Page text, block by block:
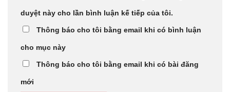
duyệt này cho lần bình luận kế tiếp của tôi.
Thông báo cho tôi bằng email khi có bình luận
cho mục này
Thông báo cho tôi bằng email khi có bài đăng
mới